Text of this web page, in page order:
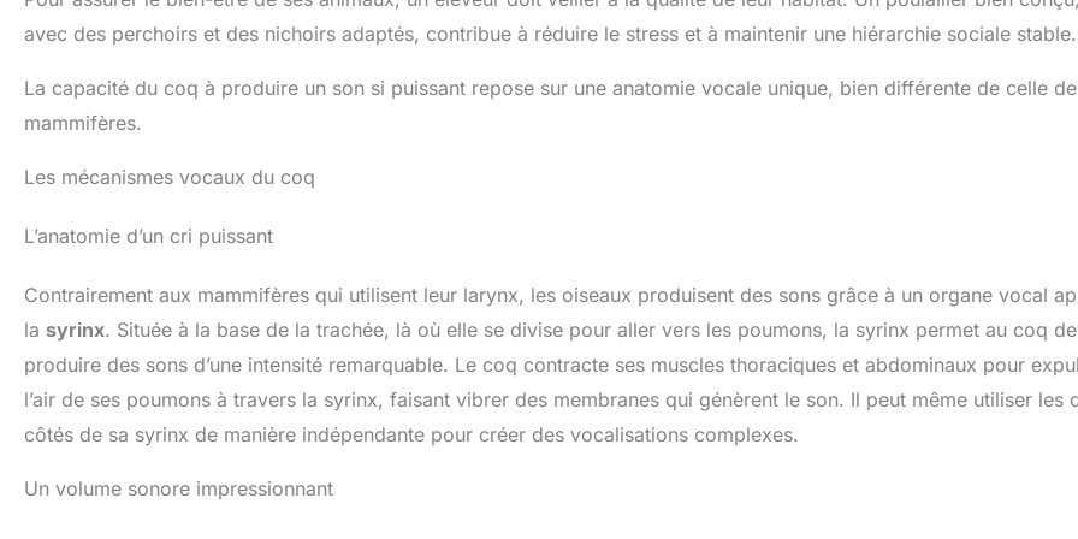
avec des perchoirs et des nichoirs adaptés, contribue à réduire le stress et à maintenir une hiérarchie sociale stable.
La capacité du coq à produire un son si puissant repose sur une anatomie vocale unique, bien différente de celle
mammifères.
Les mécanismes vocaux du coq
L’anatomie d’un cri puissant
Contrairement aux mammifères qui utilisent leur larynx, les oiseaux produisent des sons grâce à un organe vocal
la syrinx. Située à la base de la trachée, là où elle se divise pour aller vers les poumons, la syrinx permet au coq de
produire des sons d’une intensité remarquable. Le coq contracte ses muscles thoraciques et abdominaux pour
l’air de ses poumons à travers la syrinx, faisant vibrer des membranes qui génèrent le son. Il peut même utiliser les
côtés de sa syrinx de manière indépendante pour créer des vocalisations complexes.
Un volume sonore impressionnant